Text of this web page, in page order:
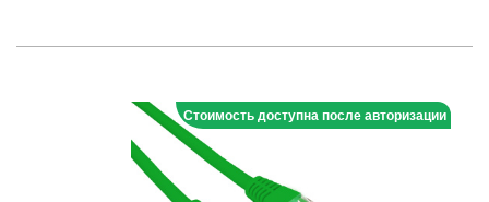
Стоимость доступна после авторизации